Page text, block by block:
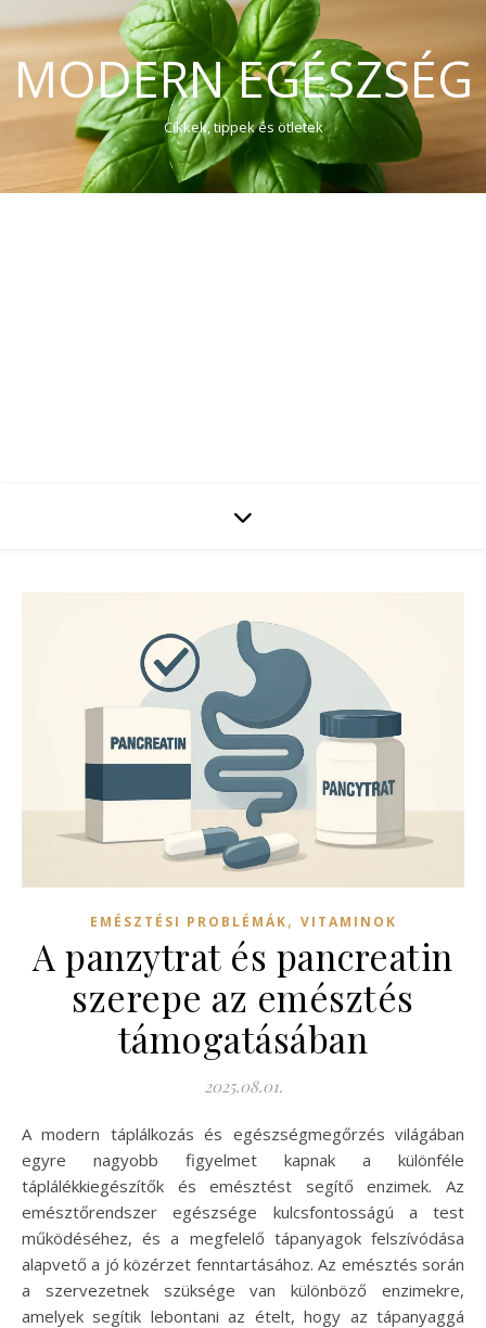
MODERN EGÉSZSÉG
Cikkek, tippek és ötletek
EMÉSZTÉSI PROBLÉMÁK, VITAMINOK
A panzytrat és pancreatin
szerepe az emésztés
támogatásában
2025.08.01.
A modern táplálkozás és egészségmegőrzés világában
egyre nagyobb figyelmet kapnak a különféle
táplálékkiegészítők és emésztést segítő enzimek. Az
emésztőrendszer egészsége kulcsfontosságú a test
működéséhez, és a megfelelő tápanyagok felszívódása
alapvető a jó közérzet fenntartásához. Az emésztés során
a szervezetnek szüksége van különböző enzimekre,
amelyek segítik lebontani az ételt, hogy az tápanyaggá